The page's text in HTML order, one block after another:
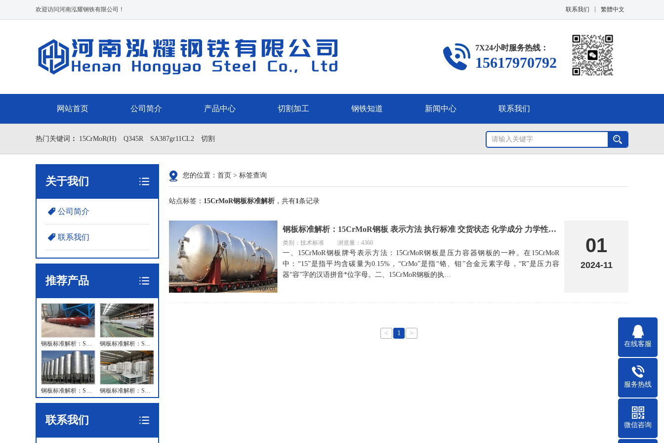
欢迎访问河南泓耀钢铁有限公司！ 联系我们 繁體中文
7X24小时服务热线：
15617970792
网站首页 公司简介 产品中心 切割加工 钢铁知道 新闻中心 联系我们
热门关键词 ： 15CrMoR(H) Q345R SA387gr11CL2 切割
关于我们
公司简介
联系我们
推荐产品
钢板标准解析：SA738GrE钢板 执行标准 交货状态 化学成分 力学性能 工艺性能 订货内容 冲击试验 等 钢板标准解析：SA738GrD钢板 执行标准 交货状态 化学成分 力学性能 工艺性能 订货内容 冲击试验 等
钢板标准解析：SA738GrC钢板 执行标准 交货状态 化学成分 力学性能 工艺性能 订货内容 冲击试验 等 钢板标准解析：SA738GrB钢板 执行标准 交货状态 化学成分 力学性能 工艺性能 订货内容 冲击试验 等
联系我们
您的位置： 首页 > 标签查询
站点标签： 15CrMoR钢板标准解析 ，共有1条记录
01
2024-11
钢板标准解析：15CrMoR钢板 表示方法 执行标准 交货状态 化学成分 力学性能 工艺性能 高温力学性能 检验规则 探伤检测 表面质量 验收规则等
类别：技术标准 浏览量：4360
一、15CrMoR钢板牌号表示方法：15CrMoR钢板是压力容器钢板的一种。在15CrMoR
中：“15”是指平均含碳量为0.15%，“CrMo”是指“铬、钼”合金元素字母，“R”是压力容
器“容”字的汉语拼音*位字母。二、15CrMoR钢板的执…
< 1
>
在线客服
服务热线
微信咨询